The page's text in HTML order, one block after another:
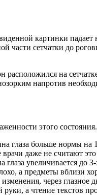
картинки
части сетчатки до
на
напротив
этого
глаза больше нормы
даже не считают
увеличивается
а предметы вблизи
через глазное
а чтение текстов